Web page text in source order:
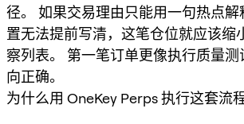
径。 如果交易理由只能用一句热点解
置无法提前写清，这笔仓位就应该缩
察列表。 第一笔订单更像执行质量
向正确。
为什么用 OneKey Perps 执行这套流